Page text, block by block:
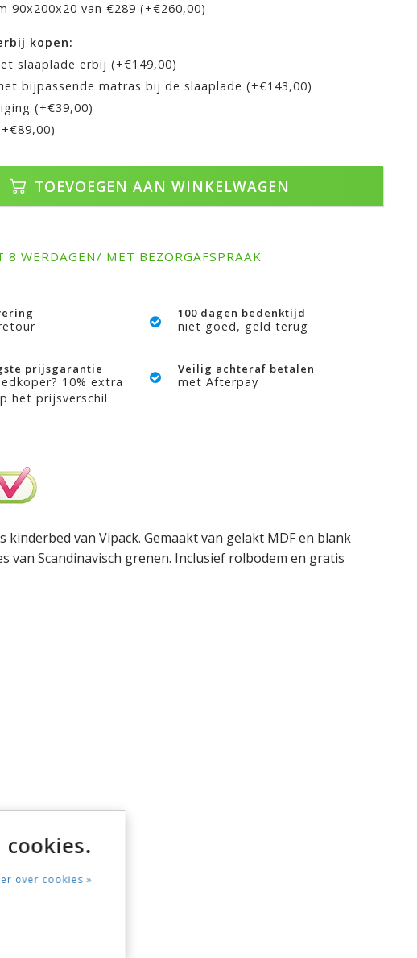
90x200x20 van €289 (+€260,00)
kopen:
slaaplade erbij (+€149,00)
bijpassende matras bij de slaaplade (+€143,00)
(+€39,00)
TOEVOEGEN AAN WINKELWAGEN
8 WERDAGEN/ MET BEZORGAFSPRAAK
100 dagen bedenktijd
niet goed, geld terug
prijsgarantie
10% extra
het prijsverschil
Veilig achteraf betalen
met Afterpay
kinderbed van Vipack. Gemaakt van gelakt MDF en blank
van Scandinavisch grenen. Inclusief rolbodem en gratis
over cookies »